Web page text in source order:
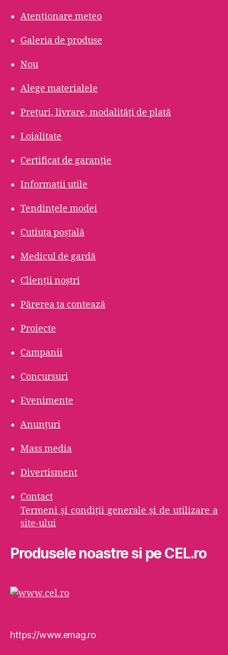
Atenționare meteo
Galeria de produse
Nou
Alege materialele
Prețuri, livrare, modalități de plată
Loialitate
Certificat de garanție
Informații utile
Tendințele modei
Cutiuța poștală
Medicul de gardă
Clienții noștri
Părerea ta contează
Proiecte
Campanii
Concursuri
Evenimente
Anunțuri
Mass media
Divertisment
Contact
Termeni şi condiţii generale şi de utilizare a
site-ului
Produsele noastre si pe CEL.ro
https://www.emag.ro